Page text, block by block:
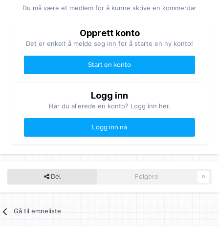
Du må være et medlem for å kunne skrive en kommentar
Opprett konto
Det er enkelt å melde seg inn for å starte en ny konto!
Start en konto
Logg inn
Har du allerede en konto? Logg inn her.
Logg inn nå
Del Følgere 0
Gå til emneliste